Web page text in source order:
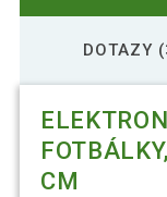
DOTAZY
CM